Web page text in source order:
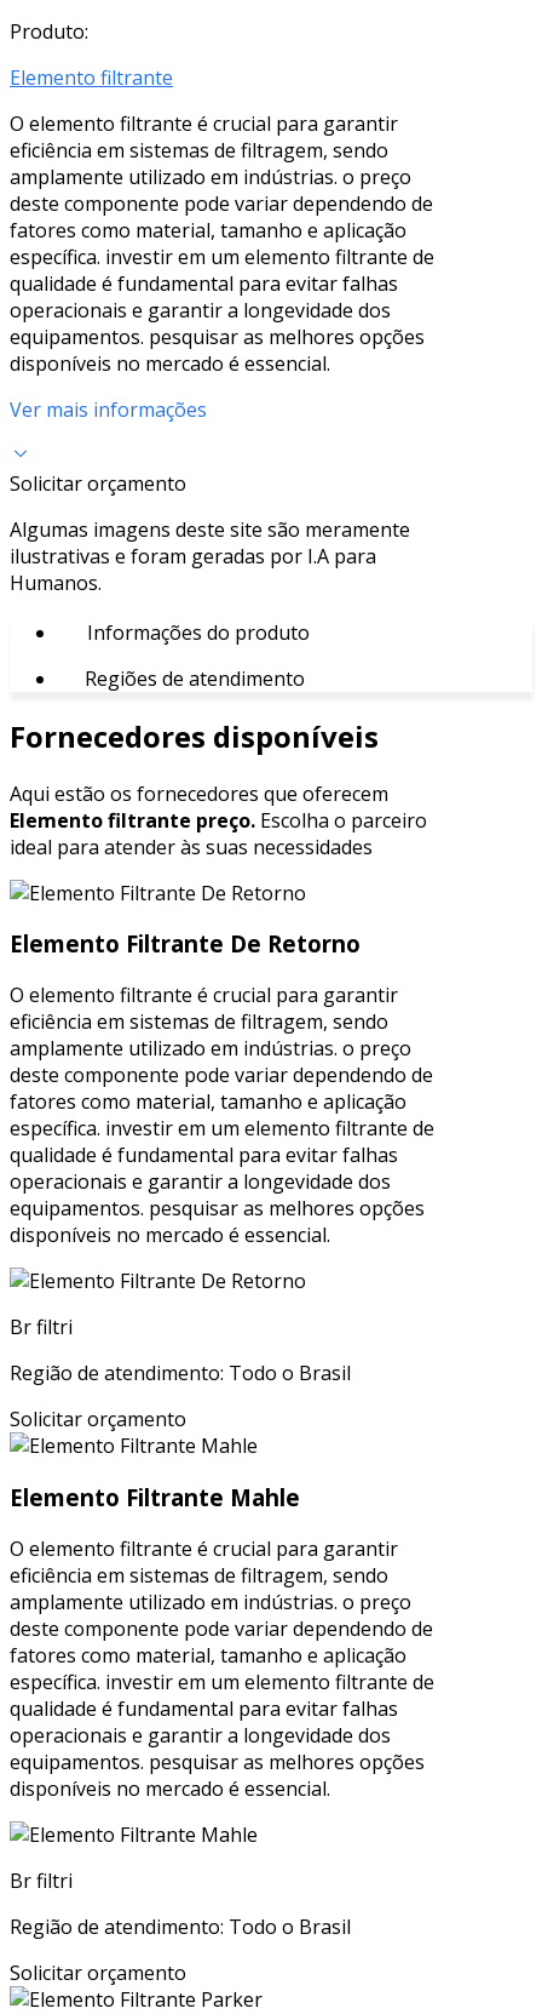
Produto:
Elemento filtrante
O elemento filtrante é crucial para garantir
eficiência em sistemas de filtragem, sendo
amplamente utilizado em indústrias. o preço
deste componente pode variar dependendo de
fatores como material, tamanho e aplicação
específica. investir em um elemento filtrante de
qualidade é fundamental para evitar falhas
operacionais e garantir a longevidade dos
equipamentos. pesquisar as melhores opções
disponíveis no mercado é essencial.
Ver mais informações
Solicitar orçamento
Algumas imagens deste site são meramente
ilustrativas e foram geradas por I.A para
Humanos.
Informações do produto
Regiões de atendimento
Fornecedores disponíveis
Aqui estão os fornecedores que oferecem
Elemento filtrante preço. Escolha o parceiro
ideal para atender às suas necessidades
Elemento Filtrante De Retorno
O elemento filtrante é crucial para garantir
eficiência em sistemas de filtragem, sendo
amplamente utilizado em indústrias. o preço
deste componente pode variar dependendo de
fatores como material, tamanho e aplicação
específica. investir em um elemento filtrante de
qualidade é fundamental para evitar falhas
operacionais e garantir a longevidade dos
equipamentos. pesquisar as melhores opções
disponíveis no mercado é essencial.
Br filtri
Região de atendimento: Todo o Brasil
Solicitar orçamento
Elemento Filtrante Mahle
O elemento filtrante é crucial para garantir
eficiência em sistemas de filtragem, sendo
amplamente utilizado em indústrias. o preço
deste componente pode variar dependendo de
fatores como material, tamanho e aplicação
específica. investir em um elemento filtrante de
qualidade é fundamental para evitar falhas
operacionais e garantir a longevidade dos
equipamentos. pesquisar as melhores opções
disponíveis no mercado é essencial.
Br filtri
Região de atendimento: Todo o Brasil
Solicitar orçamento